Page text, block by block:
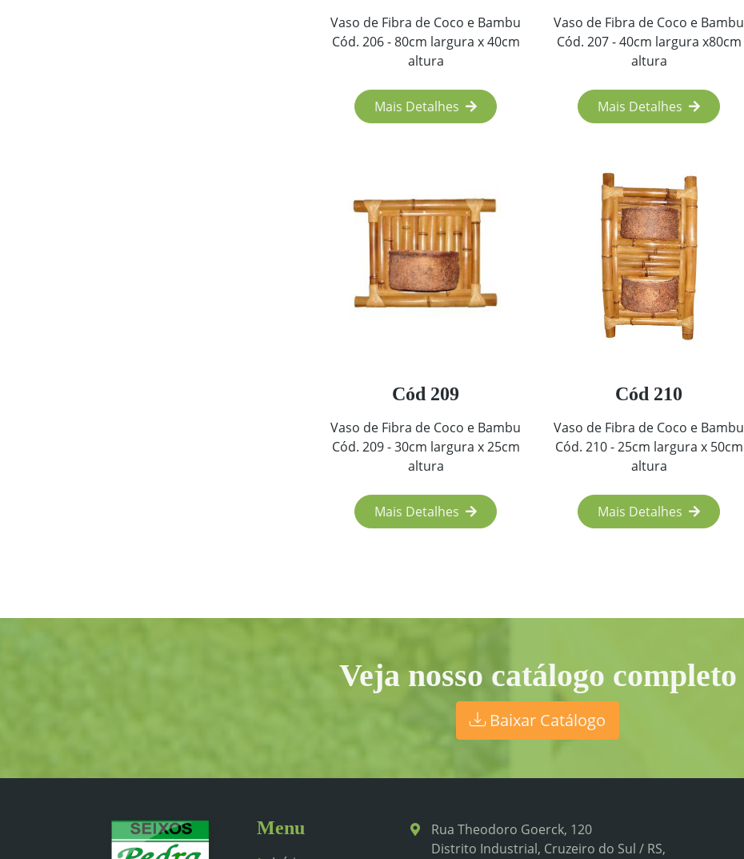
Vaso de Fibra de Coco e Bambu
Cód. 206 - 80cm largura x 40cm
altura
Mais Detalhes
Vaso de Fibra de Coco e Bambu
Cód. 207 - 40cm largura x80cm
altura
Mais Detalhes
Cód 209
Vaso de Fibra de Coco e Bambu
Cód. 209 - 30cm largura x 25cm
altura
Mais Detalhes
Cód 210
Vaso de Fibra de Coco e Bambu
Cód. 210 - 25cm largura x 50cm
altura
Mais Detalhes
Veja nosso catálogo completo
Baixar Catálogo
Menu
Rua Theodoro Goerck, 120
Distrito Industrial, Cruzeiro do Sul / RS,